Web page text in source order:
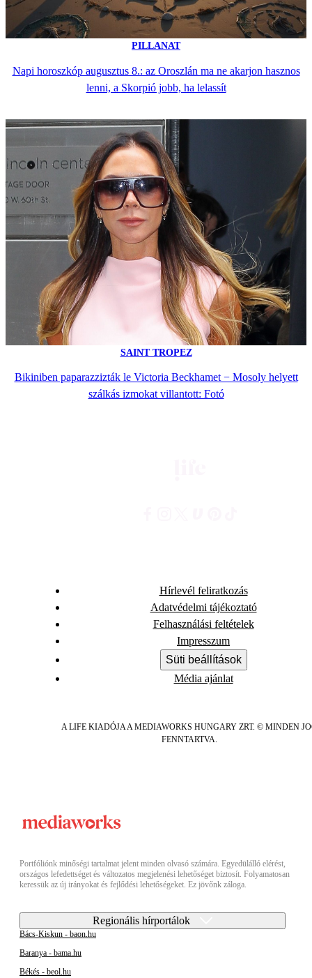
PILLANAT
Napi horoszkóp augusztus 8.: az Oroszlán ma ne akarjon hasznos
lenni, a Skorpió jobb, ha lelassít
SAINT TROPEZ
Bikiniben paparazzizták le Victoria Beckhamet − Mosoly helyett
szálkás izmokat villantott: Fotó
Hírlevél feliratkozás
Adatvédelmi tájékoztató
Felhasználási feltételek
Impresszum
Süti beállítások
Média ajánlat
A LIFE KIADÓJA A MEDIAWORKS HUNGARY ZRT. © MINDEN
FENNTARTVA.
Portfóliónk minőségi tartalmat jelent minden olvasó számára. Egyedülálló elérést,
országos lefedettséget és változatos megjelenési lehetőséget biztosít. Folyamatosan
keressük az új irányokat és fejlődési lehetőségeket. Ez jövőnk záloga.
Regionális hírportálok
Bács-Kiskun - baon.hu
Baranya - bama.hu
Békés - beol.hu